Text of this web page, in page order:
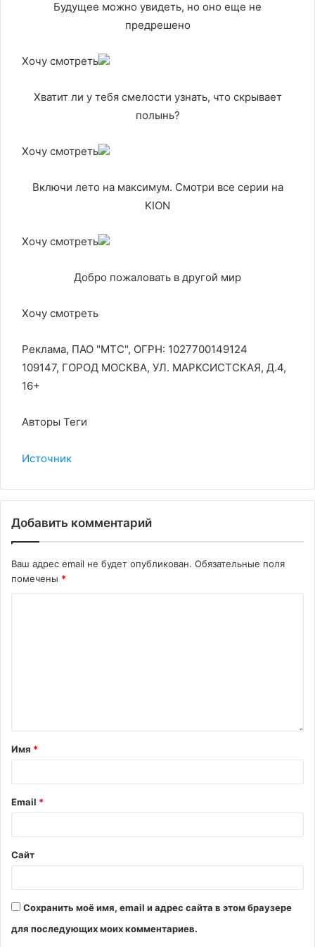
Будущее можно увидеть, но оно еще не
предрешено
Хочу смотреть
Хватит ли у тебя смелости узнать, что скрывает
полынь?
Хочу смотреть
Включи лето на максимум. Смотри все серии на
KION
Хочу смотреть
Добро пожаловать в другой мир
Хочу смотреть
Реклама, ПАО "МТС", ОГРН: 1027700149124
109147, ГОРОД МОСКВА, УЛ. МАРКСИСТСКАЯ, Д.4,
16+
Авторы Теги
Источник
Добавить комментарий
Ваш адрес email не будет опубликован. Обязательные поля
помечены *
Имя *
Email *
Сайт
Сохранить моё имя, email и адрес сайта в этом браузере
для последующих моих комментариев.